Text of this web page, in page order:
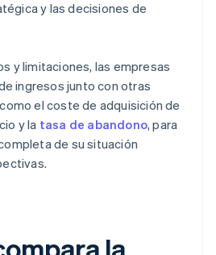
y las decisiones de
y limitaciones, las empresas
ingresos junto con otras
el coste de adquisición de
y la tasa de abandono, para
de su situación